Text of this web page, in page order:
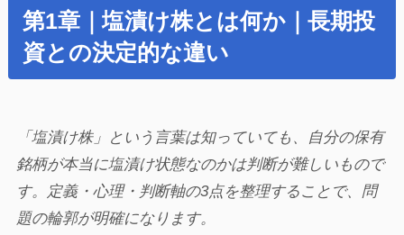
第1章｜塩漬け株とは何か｜長期投
資との決定的な違い
「塩漬け株」という言葉は知っていても、自分の保有
銘柄が本当に塩漬け状態なのかは判断が難しいもので
す。定義・心理・判断軸の3点を整理することで、問
題の輪郭が明確になります。